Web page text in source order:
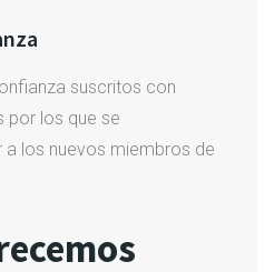
suscritos con
por los que se
los nuevos miembros de